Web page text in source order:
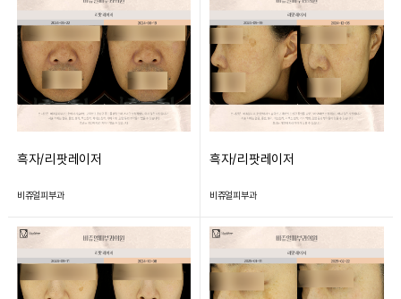
흑자/리팟레이저
비쥬얼피부과
흑자/리팟레이저
비쥬얼피부과